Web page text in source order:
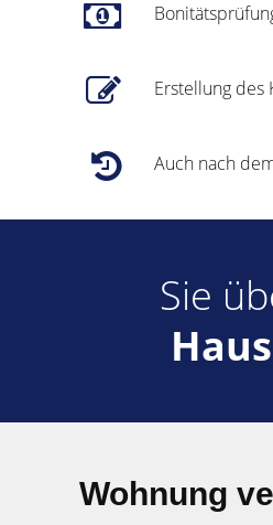
Erstellung des
Auch nach
Sie
Wohnung